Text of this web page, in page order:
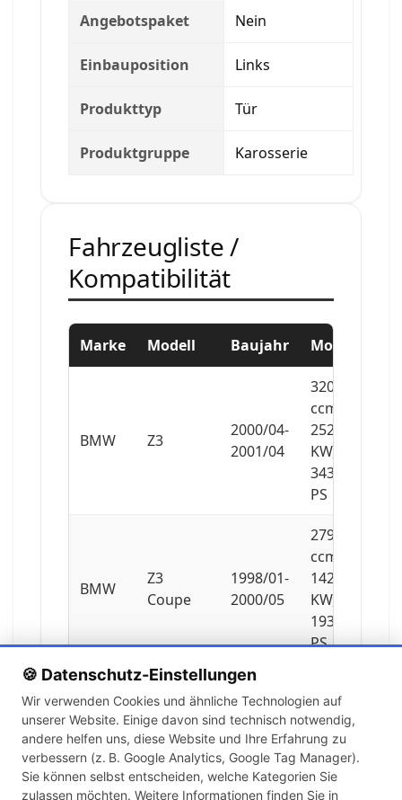
🍪 Datenschutz-Einstellungen
Wir verwenden Cookies und ähnliche Technologien auf
unserer Website. Einige davon sind technisch notwendig,
andere helfen uns, diese Website und Ihre Erfahrung zu
verbessern (z. B. Google Analytics, Google Tag Manager).
Sie können selbst entscheiden, welche Kategorien Sie
zulassen möchten. Weitere Informationen finden Sie in
Angebotspaket Nein
Einbauposition Links
Produkttyp Tür
Produktgruppe Karosserie
Fahrzeugliste /
Kompatibilität
Marke Modell Baujahr Motor
BMW Z3
2000/04-
2001/04
3201
ccm,
252
KW,
343
PS
BMW
Z3
Coupe
1998/01-
2000/05
2793
ccm,
142
KW,
193
PS
BMW
Z3
Coupe
2000/06-
2003/06
ccm,
170
KW,
231
PS